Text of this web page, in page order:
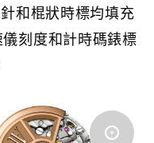
和棍狀時標均填充
刻度和計時碼錶標